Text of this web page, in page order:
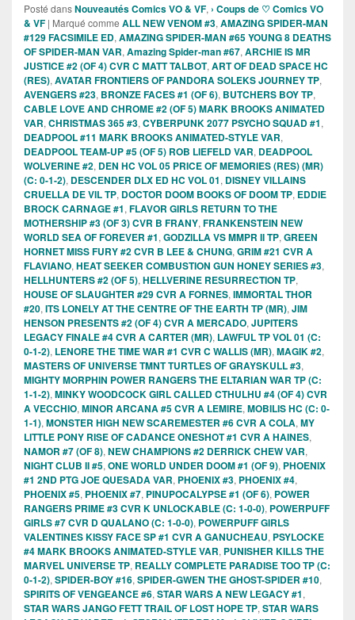
Posté dansNouveautés Comics VO & VF, › Coups de ♡ Comics VO
& VF | Marqué comme ALL NEW VENOM #3, AMAZING SPIDER-MAN
#129 FACSIMILE ED, AMAZING SPIDER-MAN #65 YOUNG 8 DEATHS
OF SPIDER-MAN VAR, Amazing Spider-man #67, ARCHIE IS MR
JUSTICE #2 (OF 4) CVR C MATT TALBOT, ART OF DEAD SPACE HC
(RES), AVATAR FRONTIERS OF PANDORA SOLEKS JOURNEY TP,
AVENGERS #23, BRONZE FACES #1 (OF 6), BUTCHERS BOY TP,
CABLE LOVE AND CHROME #2 (OF 5) MARK BROOKS ANIMATED
VAR, CHRISTMAS 365 #3, CYBERPUNK 2077 PSYCHO SQUAD #1,
DEADPOOL #11 MARK BROOKS ANIMATED-STYLE VAR,
DEADPOOL TEAM-UP #5 (OF 5) ROB LIEFELD VAR, DEADPOOL
WOLVERINE #2, DEN HC VOL 05 PRICE OF MEMORIES (RES) (MR)
(C: 0-1-2), DESCENDER DLX ED HC VOL 01, DISNEY VILLAINS
CRUELLA DE VIL TP, DOCTOR DOOM BOOKS OF DOOM TP, EDDIE
BROCK CARNAGE #1, FLAVOR GIRLS RETURN TO THE
MOTHERSHIP #3 (OF 3) CVR B FRANY, FRANKENSTEIN NEW
WORLD SEA OF FOREVER #1, GODZILLA VS MMPR II TP, GREEN
HORNET MISS FURY #2 CVR B LEE & CHUNG, GRIM #21 CVR A
FLAVIANO, HEAT SEEKER COMBUSTION GUN HONEY SERIES #3,
HELLHUNTERS #2 (OF 5), HELLVERINE RESURRECTION TP,
HOUSE OF SLAUGHTER #29 CVR A FORNES, IMMORTAL THOR
#20, ITS LONELY AT THE CENTRE OF THE EARTH TP (MR), JIM
HENSON PRESENTS #2 (OF 4) CVR A MERCADO, JUPITERS
LEGACY FINALE #4 CVR A CARTER (MR), LAWFUL TP VOL 01 (C:
0-1-2), LENORE THE TIME WAR #1 CVR C WALLIS (MR), MAGIK #2,
MASTERS OF UNIVERSE TMNT TURTLES OF GRAYSKULL #3,
MIGHTY MORPHIN POWER RANGERS THE ELTARIAN WAR TP (C:
1-1-2), MINKY WOODCOCK GIRL CALLED CTHULHU #4 (OF 4) CVR
A VECCHIO, MINOR ARCANA #5 CVR A LEMIRE, MOBILIS HC (C: 0-
1-1), MONSTER HIGH NEW SCAREMESTER #6 CVR A COLA, MY
LITTLE PONY RISE OF CADANCE ONESHOT #1 CVR A HAINES,
NAMOR #7 (OF 8), NEW CHAMPIONS #2 DERRICK CHEW VAR,
NIGHT CLUB II #5, ONE WORLD UNDER DOOM #1 (OF 9), PHOENIX
#1 2ND PTG JOE QUESADA VAR, PHOENIX #3, PHOENIX #4,
PHOENIX #5, PHOENIX #7, PINUPOCALYPSE #1 (OF 6), POWER
RANGERS PRIME #3 CVR K UNLOCKABLE (C: 1-0-0), POWERPUFF
GIRLS #7 CVR D QUALANO (C: 1-0-0), POWERPUFF GIRLS
VALENTINES KISSY FACE SP #1 CVR A GANUCHEAU, PSYLOCKE
#4 MARK BROOKS ANIMATED-STYLE VAR, PUNISHER KILLS THE
MARVEL UNIVERSE TP, REALLY COMPLETE PARADISE TOO TP (C:
0-1-2), SPIDER-BOY #16, SPIDER-GWEN THE GHOST-SPIDER #10,
SPIRITS OF VENGEANCE #6, STAR WARS A NEW LEGACY #1,
STAR WARS JANGO FETT TRAIL OF LOST HOPE TP, STAR WARS